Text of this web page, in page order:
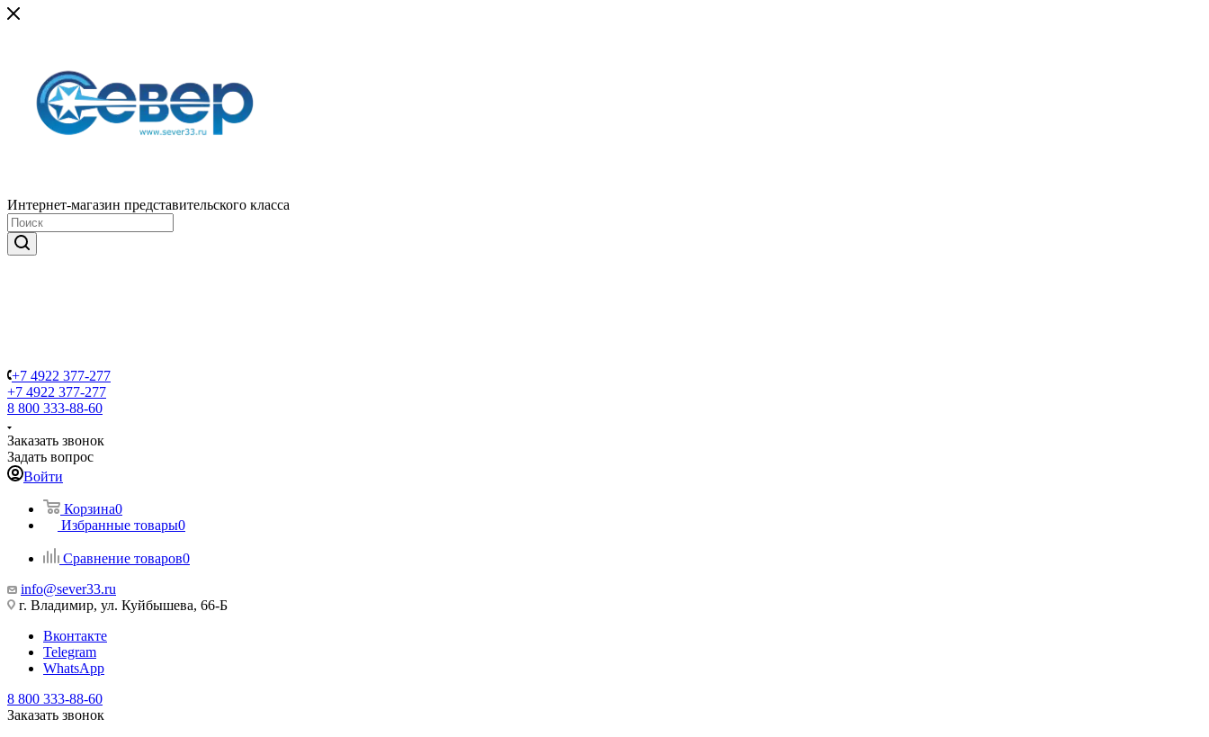
Интернет-магазин представительского класса
+7 4922 377-277
+7 4922 377-277
8 800 333-88-60
Заказать звонок
Задать вопрос
Войти
Корзина0
Избранные товары0
Сравнение товаров0
info@sever33.ru
г. Владимир, ул. Куйбышева, 66-Б
Вконтакте
Telegram
WhatsApp
8 800 333-88-60
Заказать звонок